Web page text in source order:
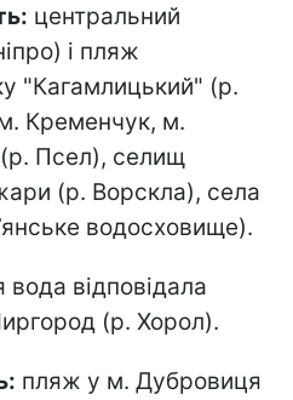
центральний
і пляж
"Кагамлицький" (р.
Кременчук, м.
Псел), селищ
(р. Ворскла), села
водосховище).
відповідала
(р. Хорол).
пляж у м. Дубровиця